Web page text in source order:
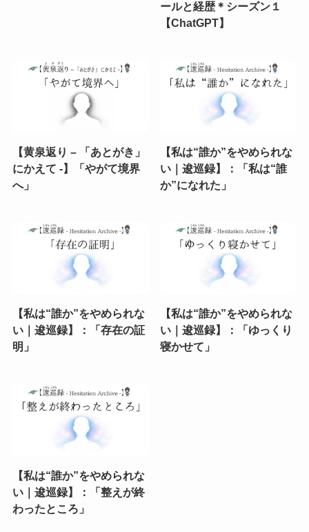
ールと経歴＊シーズン１
【ChatGPT】
【黄泉返り – 「あとがき」
にかえて -】「やがて境界
へ」
【私は“誰か”をやめられな
い｜逡巡録】：「私は“誰
か”になれた」
【私は“誰か”をやめられな
い｜逡巡録】：「存在の証
明」
【私は“誰か”をやめられな
い｜逡巡録】：「ゆっくり
寝かせて」
【私は“誰か”をやめられな
い｜逡巡録】：「整えが終
わったところ」